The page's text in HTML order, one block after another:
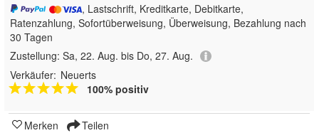
, Lastschrift, Kreditkarte, Debitkarte,
Ratenzahlung, Sofortüberweisung, Überweisung, Bezahlung nach
30 Tagen
Zustellung: Sa, 22. Aug. bis Do, 27. Aug.
Verkäufer: Neuerts
100% positiv
Merken Teilen